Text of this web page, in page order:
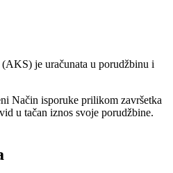
je uračunata u porudžbinu i
Način isporuke prilikom završetka
u tačan iznos svoje porudžbine.